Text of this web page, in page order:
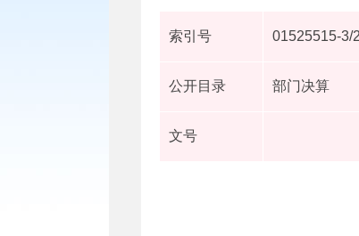
索引号 01525515-3/
公开目录 部门决算
文号